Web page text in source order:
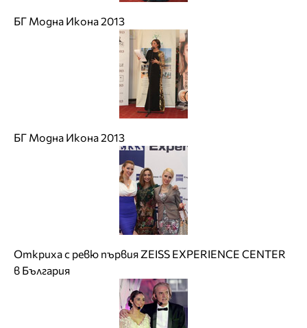
БГ Модна Икона 2013
БГ Модна Икона 2013
Откриха с ревю първия ZEISS EXPERIENCE CENTER
в България